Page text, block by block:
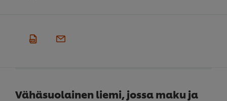
Vähäsuolainen liemi, jossa maku ja